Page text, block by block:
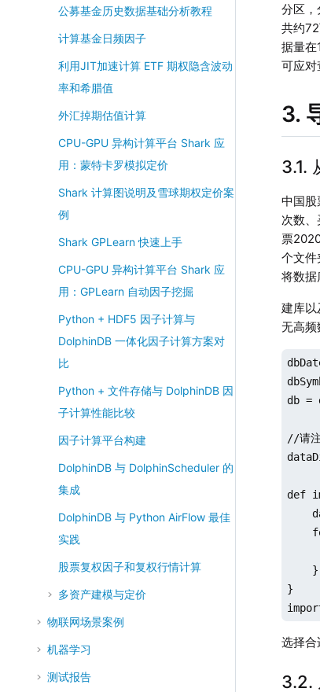
公募基金历史数据基础分析教程
计算基金日频因子
利用JIT加速计算 ETF 期权隐含波动
率和希腊值
外汇掉期估值计算
CPU-GPU 异构计算平台 Shark 应
用：蒙特卡罗模拟定价
Shark 计算图说明及雪球期权定价案
例
Shark GPLearn 快速上手
CPU-GPU 异构计算平台 Shark 应
用：GPLearn 自动因子挖掘
Python + HDF5 因子计算与
DolphinDB 一体化因子计算方案对
比
Python + 文件存储与 DolphinDB 因
子计算性能比较
因子计算平台构建
DolphinDB 与 DolphinScheduler 的
集成
DolphinDB 与 Python AirFlow 最佳
实践
股票复权因子和复权行情计算
多资产建模与定价
物联网场景案例
机器学习
测试报告
分区
共约
据量在
可应对
3.
3.1.
中国
次数
票
个文
将数据
建库以
无高频
db =
//请
def
    }
}
选择
3.2.